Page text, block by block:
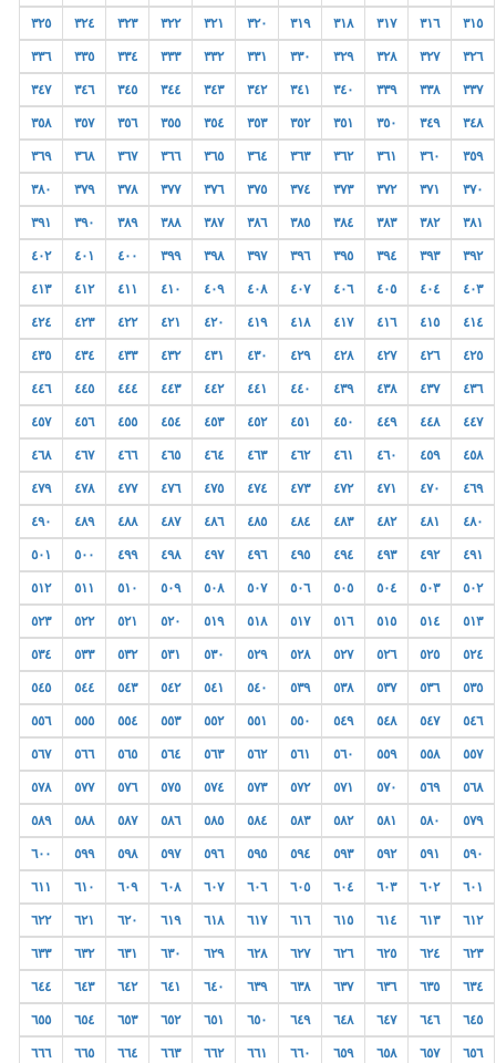
٣١٥ ٣١٦ ٣١٧ ٣١٨ ٣١٩ ٣٢٠ ٣٢١ ٣٢٢ ٣٢٣ ٣٢٤ ٣٢٥
٣٢٦ ٣٢٧ ٣٢٨ ٣٢٩ ٣٣٠ ٣٣١ ٣٣٢ ٣٣٣ ٣٣٤ ٣٣٥ ٣٣٦
٣٣٧ ٣٣٨ ٣٣٩ ٣٤٠ ٣٤١ ٣٤٢ ٣٤٣ ٣٤٤ ٣٤٥ ٣٤٦ ٣٤٧
٣٤٨ ٣٤٩ ٣٥٠ ٣٥١ ٣٥٢ ٣٥٣ ٣٥٤ ٣٥٥ ٣٥٦ ٣٥٧ ٣٥٨
٣٥٩ ٣٦٠ ٣٦١ ٣٦٢ ٣٦٣ ٣٦٤ ٣٦٥ ٣٦٦ ٣٦٧ ٣٦٨ ٣٦٩
٣٧٠ ٣٧١ ٣٧٢ ٣٧٣ ٣٧٤ ٣٧٥ ٣٧٦ ٣٧٧ ٣٧٨ ٣٧٩ ٣٨٠
٣٨١ ٣٨٢ ٣٨٣ ٣٨٤ ٣٨٥ ٣٨٦ ٣٨٧ ٣٨٨ ٣٨٩ ٣٩٠ ٣٩١
٣٩٢ ٣٩٣ ٣٩٤ ٣٩٥ ٣٩٦ ٣٩٧ ٣٩٨ ٣٩٩ ٤٠٠ ٤٠١ ٤٠٢
٤٠٣ ٤٠٤ ٤٠٥ ٤٠٦ ٤٠٧ ٤٠٨ ٤٠٩ ٤١٠ ٤١١ ٤١٢ ٤١٣
٤١٤ ٤١٥ ٤١٦ ٤١٧ ٤١٨ ٤١٩ ٤٢٠ ٤٢١ ٤٢٢ ٤٢٣ ٤٢٤
٤٢٥ ٤٢٦ ٤٢٧ ٤٢٨ ٤٢٩ ٤٣٠ ٤٣١ ٤٣٢ ٤٣٣ ٤٣٤ ٤٣٥
٤٣٦ ٤٣٧ ٤٣٨ ٤٣٩ ٤٤٠ ٤٤١ ٤٤٢ ٤٤٣ ٤٤٤ ٤٤٥ ٤٤٦
٤٤٧ ٤٤٨ ٤٤٩ ٤٥٠ ٤٥١ ٤٥٢ ٤٥٣ ٤٥٤ ٤٥٥ ٤٥٦ ٤٥٧
٤٥٨ ٤٥٩ ٤٦٠ ٤٦١ ٤٦٢ ٤٦٣ ٤٦٤ ٤٦٥ ٤٦٦ ٤٦٧ ٤٦٨
٤٦٩ ٤٧٠ ٤٧١ ٤٧٢ ٤٧٣ ٤٧٤ ٤٧٥ ٤٧٦ ٤٧٧ ٤٧٨ ٤٧٩
٤٨٠ ٤٨١ ٤٨٢ ٤٨٣ ٤٨٤ ٤٨٥ ٤٨٦ ٤٨٧ ٤٨٨ ٤٨٩ ٤٩٠
٤٩١ ٤٩٢ ٤٩٣ ٤٩٤ ٤٩٥ ٤٩٦ ٤٩٧ ٤٩٨ ٤٩٩ ٥٠٠ ٥٠١
٥٠٢ ٥٠٣ ٥٠٤ ٥٠٥ ٥٠٦ ٥٠٧ ٥٠٨ ٥٠٩ ٥١٠ ٥١١ ٥١٢
٥١٣ ٥١٤ ٥١٥ ٥١٦ ٥١٧ ٥١٨ ٥١٩ ٥٢٠ ٥٢١ ٥٢٢ ٥٢٣
٥٢٤ ٥٢٥ ٥٢٦ ٥٢٧ ٥٢٨ ٥٢٩ ٥٣٠ ٥٣١ ٥٣٢ ٥٣٣ ٥٣٤
٥٣٥ ٥٣٦ ٥٣٧ ٥٣٨ ٥٣٩ ٥٤٠ ٥٤١ ٥٤٢ ٥٤٣ ٥٤٤ ٥٤٥
٥٤٦ ٥٤٧ ٥٤٨ ٥٤٩ ٥٥٠ ٥٥١ ٥٥٢ ٥٥٣ ٥٥٤ ٥٥٥ ٥٥٦
٥٥٧ ٥٥٨ ٥٥٩ ٥٦٠ ٥٦١ ٥٦٢ ٥٦٣ ٥٦٤ ٥٦٥ ٥٦٦ ٥٦٧
٥٦٨ ٥٦٩ ٥٧٠ ٥٧١ ٥٧٢ ٥٧٣ ٥٧٤ ٥٧٥ ٥٧٦ ٥٧٧ ٥٧٨
٥٧٩ ٥٨٠ ٥٨١ ٥٨٢ ٥٨٣ ٥٨٤ ٥٨٥ ٥٨٦ ٥٨٧ ٥٨٨ ٥٨٩
٥٩٠ ٥٩١ ٥٩٢ ٥٩٣ ٥٩٤ ٥٩٥ ٥٩٦ ٥٩٧ ٥٩٨ ٥٩٩ ٦٠٠
٦٠١ ٦٠٢ ٦٠٣ ٦٠٤ ٦٠٥ ٦٠٦ ٦٠٧ ٦٠٨ ٦٠٩ ٦١٠ ٦١١
٦١٢ ٦١٣ ٦١٤ ٦١٥ ٦١٦ ٦١٧ ٦١٨ ٦١٩ ٦٢٠ ٦٢١ ٦٢٢
٦٢٣ ٦٢٤ ٦٢٥ ٦٢٦ ٦٢٧ ٦٢٨ ٦٢٩ ٦٣٠ ٦٣١ ٦٣٢ ٦٣٣
٦٣٤ ٦٣٥ ٦٣٦ ٦٣٧ ٦٣٨ ٦٣٩ ٦٤٠ ٦٤١ ٦٤٢ ٦٤٣ ٦٤٤
٦٤٥ ٦٤٦ ٦٤٧ ٦٤٨ ٦٤٩ ٦٥٠ ٦٥١ ٦٥٢ ٦٥٣ ٦٥٤ ٦٥٥
٦٥٦ ٦٥٧ ٦٥٨ ٦٥٩ ٦٦٠ ٦٦١ ٦٦٢ ٦٦٣ ٦٦٤ ٦٦٥ ٦٦٦